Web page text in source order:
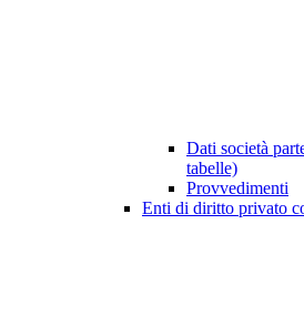
Dati società
tabelle)
Provvedimenti
Enti di diritto privato